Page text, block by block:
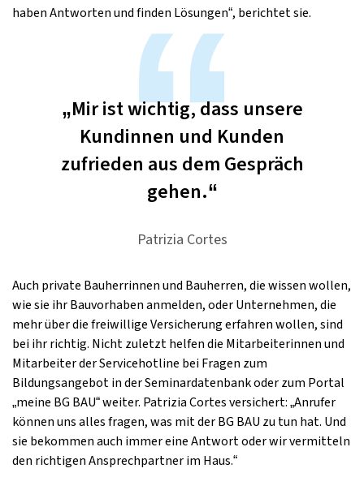
haben Antworten und finden Lösungen“, berichtet sie.
„Mir ist wichtig, dass unsere
Kundinnen und Kunden
zufrieden aus dem Gespräch
gehen.“
Patrizia Cortes
Auch private Bauherrinnen und Bauherren, die wissen wollen,
wie sie ihr Bauvorhaben anmelden, oder Unternehmen, die
mehr über die freiwillige Versicherung erfahren wollen, sind
bei ihr richtig. Nicht zuletzt helfen die Mitarbeiterinnen und
Mitarbeiter der Servicehotline bei Fragen zum
Bildungsangebot in der Seminardatenbank oder zum Portal
„meine BG BAU“ weiter. Patrizia Cortes versichert: „Anrufer
können uns alles fragen, was mit der BG BAU zu tun hat. Und
sie bekommen auch immer eine Antwort oder wir vermitteln
den richtigen Ansprechpartner im Haus.“